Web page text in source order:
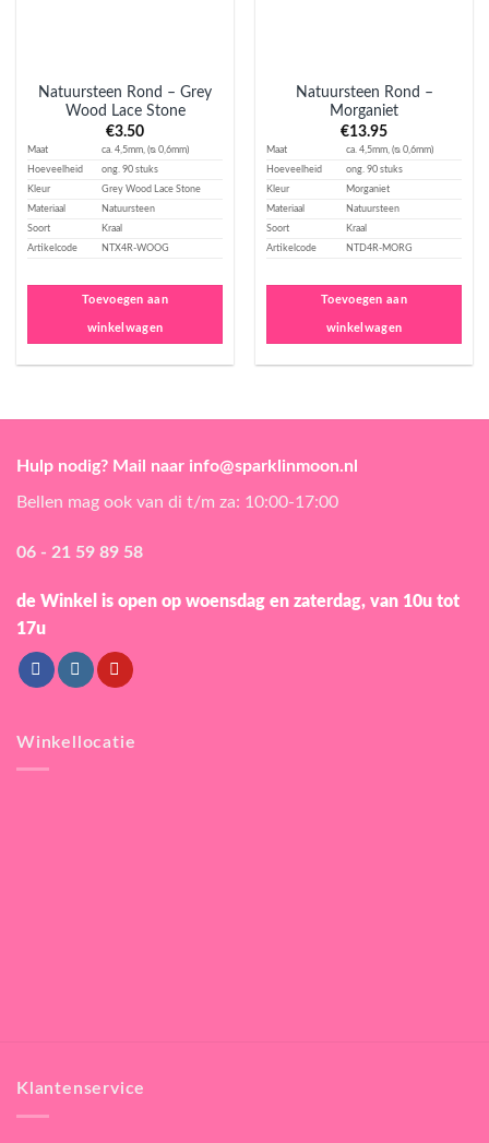
Natuursteen Rond – Grey
Wood Lace Stone
€3.50
Maat
ca. 4,5mm, (ᴓ 0,6mm)
Hoeveelheid
ong. 90 stuks
Kleur
Grey Wood Lace Stone
Materiaal
Natuursteen
Soort
Kraal
Artikelcode
NTX4R-WOOG
Toevoegen aan
winkelwagen
Natuursteen Rond –
Morganiet
€13.95
Maat
ca. 4,5mm, (ᴓ 0,6mm)
Hoeveelheid
ong. 90 stuks
Kleur
Morganiet
Materiaal
Natuursteen
Soort
Kraal
Artikelcode
NTD4R-MORG
Toevoegen aan
winkelwagen
Hulp nodig? Mail naar info@sparklinmoon.nl
Bellen mag ook van di t/m za: 10:00-17:00
06 - 21 59 89 58
de Winkel is open op woensdag en zaterdag, van 10u tot
17u
Winkellocatie
Klantenservice